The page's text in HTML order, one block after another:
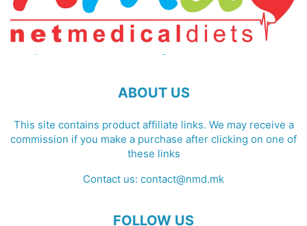
ABOUT US
This site contains product affiliate links. We may receive a
commission if you make a purchase after clicking on one of
these links
Contact us: contact@nmd.mk
FOLLOW US